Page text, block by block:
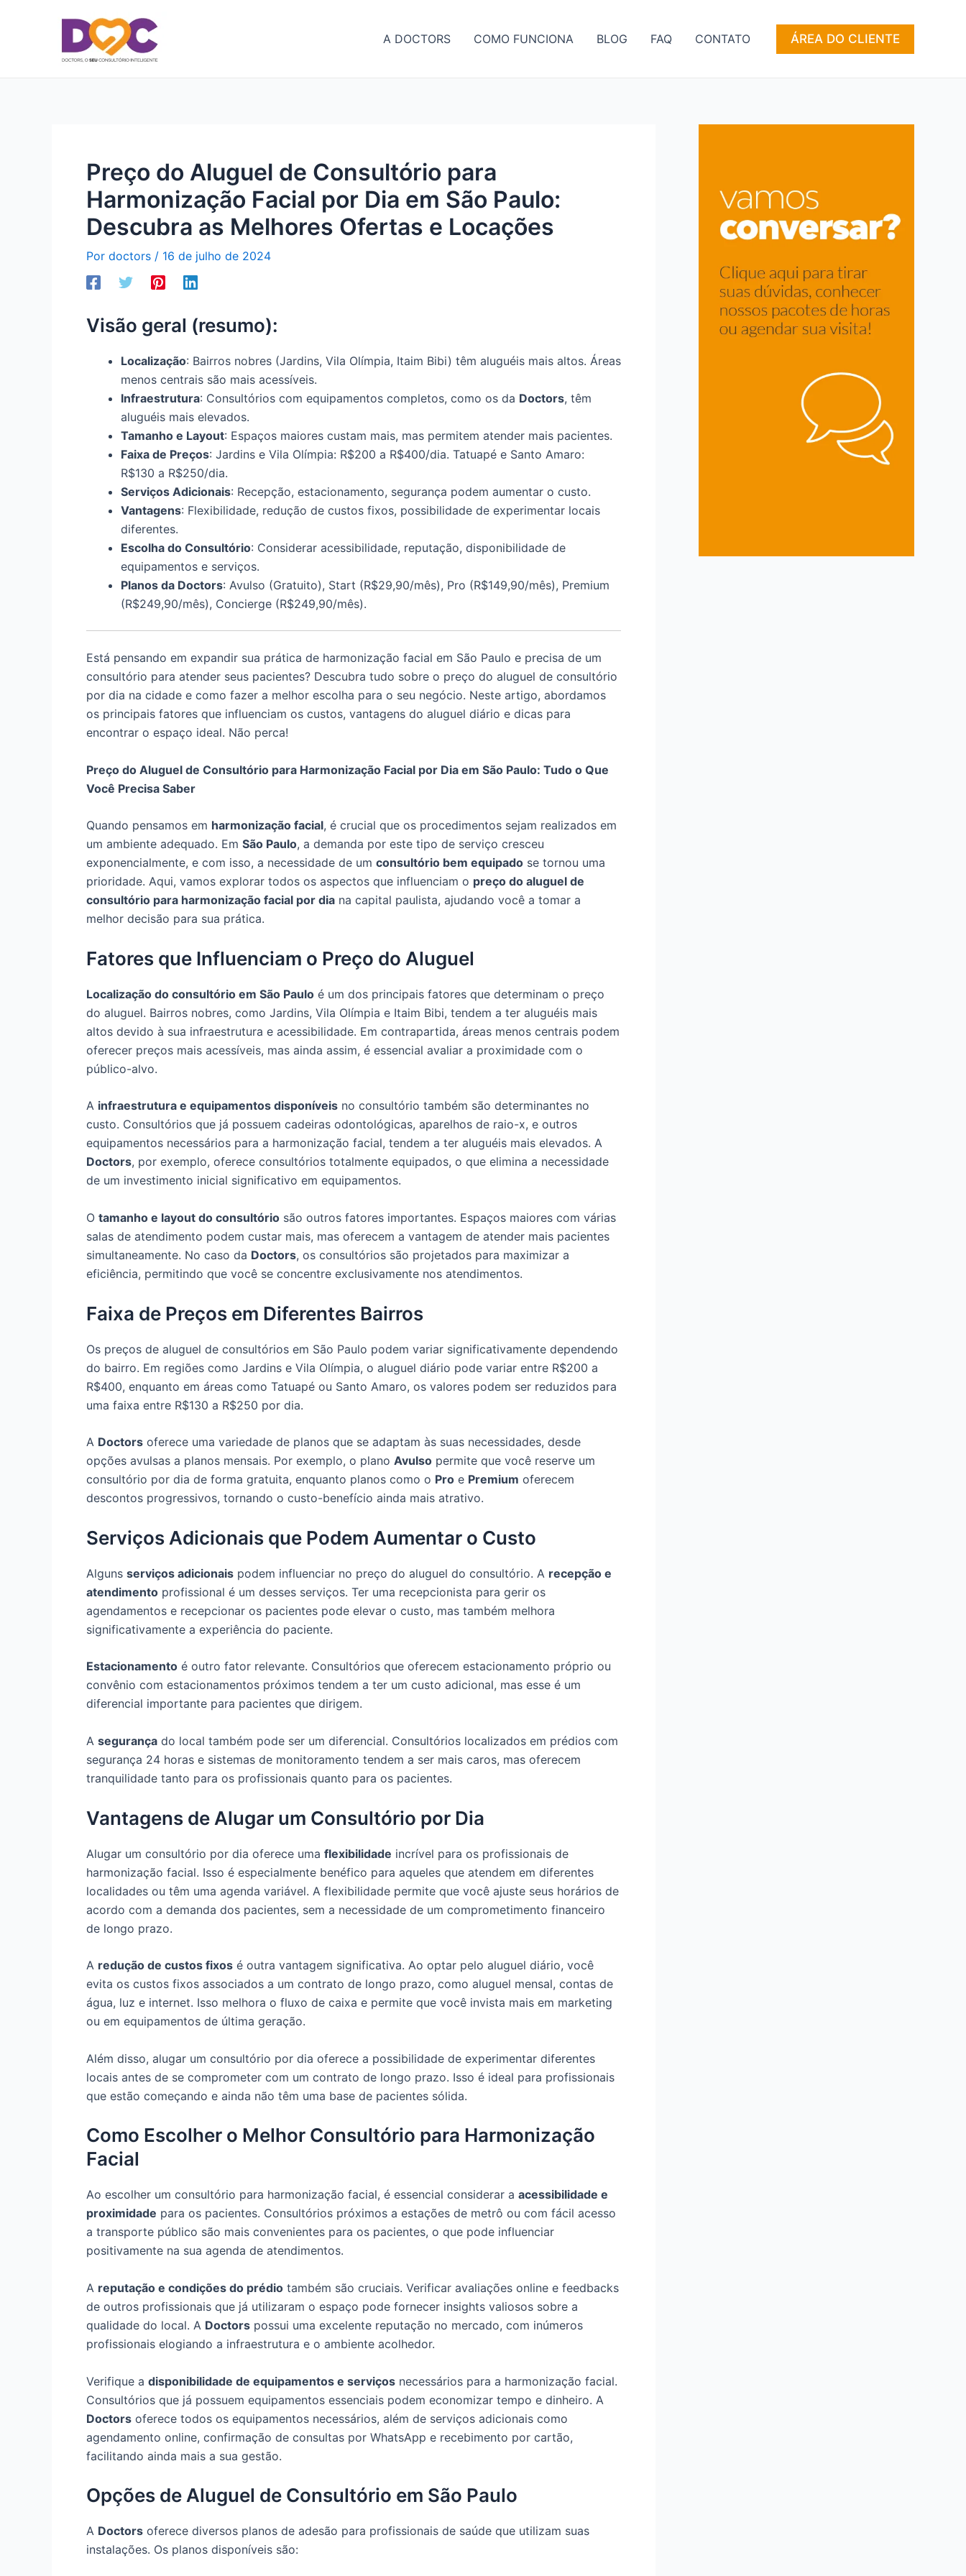
A DOCTORS COMO FUNCIONA BLOG FAQ CONTATO ÁREA DO CLIENTE
Preço do Aluguel de Consultório para
Harmonização Facial por Dia em São Paulo:
Descubra as Melhores Ofertas e Locações
Por doctors / 16 de julho de 2024
Visão geral (resumo):
Localização: Bairros nobres (Jardins, Vila Olímpia, Itaim Bibi) têm aluguéis mais altos. Áreas
menos centrais são mais acessíveis.
Infraestrutura: Consultórios com equipamentos completos, como os da Doctors, têm
aluguéis mais elevados.
Tamanho e Layout: Espaços maiores custam mais, mas permitem atender mais pacientes.
Faixa de Preços: Jardins e Vila Olímpia: R$200 a R$400/dia. Tatuapé e Santo Amaro:
R$130 a R$250/dia.
Serviços Adicionais: Recepção, estacionamento, segurança podem aumentar o custo.
Vantagens: Flexibilidade, redução de custos fixos, possibilidade de experimentar locais
diferentes.
Escolha do Consultório: Considerar acessibilidade, reputação, disponibilidade de
equipamentos e serviços.
Planos da Doctors: Avulso (Gratuito), Start (R$29,90/mês), Pro (R$149,90/mês), Premium
(R$249,90/mês), Concierge (R$249,90/mês).
Está pensando em expandir sua prática de harmonização facial em São Paulo e precisa de um
consultório para atender seus pacientes? Descubra tudo sobre o preço do aluguel de consultório
por dia na cidade e como fazer a melhor escolha para o seu negócio. Neste artigo, abordamos
os principais fatores que influenciam os custos, vantagens do aluguel diário e dicas para
encontrar o espaço ideal. Não perca!
Preço do Aluguel de Consultório para Harmonização Facial por Dia em São Paulo: Tudo o Que
Você Precisa Saber
Quando pensamos em harmonização facial, é crucial que os procedimentos sejam realizados em
um ambiente adequado. Em São Paulo, a demanda por este tipo de serviço cresceu
exponencialmente, e com isso, a necessidade de um consultório bem equipado se tornou uma
prioridade. Aqui, vamos explorar todos os aspectos que influenciam o preço do aluguel de
consultório para harmonização facial por dia na capital paulista, ajudando você a tomar a
melhor decisão para sua prática.
Fatores que Influenciam o Preço do Aluguel
Localização do consultório em São Paulo é um dos principais fatores que determinam o preço
do aluguel. Bairros nobres, como Jardins, Vila Olímpia e Itaim Bibi, tendem a ter aluguéis mais
altos devido à sua infraestrutura e acessibilidade. Em contrapartida, áreas menos centrais podem
oferecer preços mais acessíveis, mas ainda assim, é essencial avaliar a proximidade com o
público-alvo.
A infraestrutura e equipamentos disponíveis no consultório também são determinantes no
custo. Consultórios que já possuem cadeiras odontológicas, aparelhos de raio-x, e outros
equipamentos necessários para a harmonização facial, tendem a ter aluguéis mais elevados. A
Doctors, por exemplo, oferece consultórios totalmente equipados, o que elimina a necessidade
de um investimento inicial significativo em equipamentos.
O tamanho e layout do consultório são outros fatores importantes. Espaços maiores com várias
salas de atendimento podem custar mais, mas oferecem a vantagem de atender mais pacientes
simultaneamente. No caso da Doctors, os consultórios são projetados para maximizar a
eficiência, permitindo que você se concentre exclusivamente nos atendimentos.
Faixa de Preços em Diferentes Bairros
Os preços de aluguel de consultórios em São Paulo podem variar significativamente dependendo
do bairro. Em regiões como Jardins e Vila Olímpia, o aluguel diário pode variar entre R$200 a
R$400, enquanto em áreas como Tatuapé ou Santo Amaro, os valores podem ser reduzidos para
uma faixa entre R$130 a R$250 por dia.
A Doctors oferece uma variedade de planos que se adaptam às suas necessidades, desde
opções avulsas a planos mensais. Por exemplo, o plano Avulso permite que você reserve um
consultório por dia de forma gratuita, enquanto planos como o Pro e Premium oferecem
descontos progressivos, tornando o custo-benefício ainda mais atrativo.
Serviços Adicionais que Podem Aumentar o Custo
Alguns serviços adicionais podem influenciar no preço do aluguel do consultório. A recepção e
atendimento profissional é um desses serviços. Ter uma recepcionista para gerir os
agendamentos e recepcionar os pacientes pode elevar o custo, mas também melhora
significativamente a experiência do paciente.
Estacionamento é outro fator relevante. Consultórios que oferecem estacionamento próprio ou
convênio com estacionamentos próximos tendem a ter um custo adicional, mas esse é um
diferencial importante para pacientes que dirigem.
A segurança do local também pode ser um diferencial. Consultórios localizados em prédios com
segurança 24 horas e sistemas de monitoramento tendem a ser mais caros, mas oferecem
tranquilidade tanto para os profissionais quanto para os pacientes.
Vantagens de Alugar um Consultório por Dia
Alugar um consultório por dia oferece uma flexibilidade incrível para os profissionais de
harmonização facial. Isso é especialmente benéfico para aqueles que atendem em diferentes
localidades ou têm uma agenda variável. A flexibilidade permite que você ajuste seus horários de
acordo com a demanda dos pacientes, sem a necessidade de um comprometimento financeiro
de longo prazo.
A redução de custos fixos é outra vantagem significativa. Ao optar pelo aluguel diário, você
evita os custos fixos associados a um contrato de longo prazo, como aluguel mensal, contas de
água, luz e internet. Isso melhora o fluxo de caixa e permite que você invista mais em marketing
ou em equipamentos de última geração.
Além disso, alugar um consultório por dia oferece a possibilidade de experimentar diferentes
locais antes de se comprometer com um contrato de longo prazo. Isso é ideal para profissionais
que estão começando e ainda não têm uma base de pacientes sólida.
Como Escolher o Melhor Consultório para Harmonização
Facial
Ao escolher um consultório para harmonização facial, é essencial considerar a acessibilidade e
proximidade para os pacientes. Consultórios próximos a estações de metrô ou com fácil acesso
a transporte público são mais convenientes para os pacientes, o que pode influenciar
positivamente na sua agenda de atendimentos.
A reputação e condições do prédio também são cruciais. Verificar avaliações online e feedbacks
de outros profissionais que já utilizaram o espaço pode fornecer insights valiosos sobre a
qualidade do local. A Doctors possui uma excelente reputação no mercado, com inúmeros
profissionais elogiando a infraestrutura e o ambiente acolhedor.
Verifique a disponibilidade de equipamentos e serviços necessários para a harmonização facial.
Consultórios que já possuem equipamentos essenciais podem economizar tempo e dinheiro. A
Doctors oferece todos os equipamentos necessários, além de serviços adicionais como
agendamento online, confirmação de consultas por WhatsApp e recebimento por cartão,
facilitando ainda mais a sua gestão.
Opções de Aluguel de Consultório em São Paulo
A Doctors oferece diversos planos de adesão para profissionais de saúde que utilizam suas
instalações. Os planos disponíveis são: